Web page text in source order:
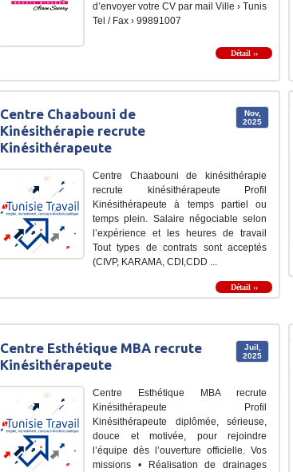
d’envoyer votre CV par mail Ville › Tunis
Tel / Fax › 99891007
Détail ››
Nov,
2025
Centre Chaabouni de
Kinésithérapie recrute
Kinésithérapeute
Centre Chaabouni de kinésithérapie
recrute kinésithérapeute Profil
Kinésithérapeute à temps partiel ou
temps plein. Salaire négociable selon
l’expérience et les heures de travail
Tout types de contrats sont acceptés
(CIVP, KARAMA, CDI,CDD ...
Détail ››
Juil,
2025
Centre Esthétique MBA recrute
Kinésithérapeute
Centre Esthétique MBA recrute
Kinésithérapeute Profil
Kinésithérapeute diplômée, sérieuse,
douce et motivée, pour rejoindre
l’équipe dès l’ouverture officielle. Vos
missions • Réalisation de drainages